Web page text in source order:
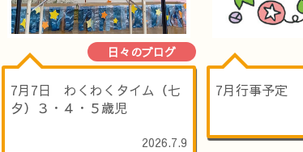
日々のブログ
7月7日 わくわくタイム（七
夕）３・４・５歳児
2026.7.9
7月行事予定